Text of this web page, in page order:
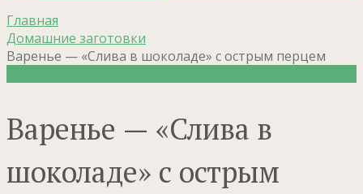
Главная
Домашние заготовки
Варенье — «Слива в шоколаде» с острым перцем
Варенье — «Слива в
шоколаде» с острым